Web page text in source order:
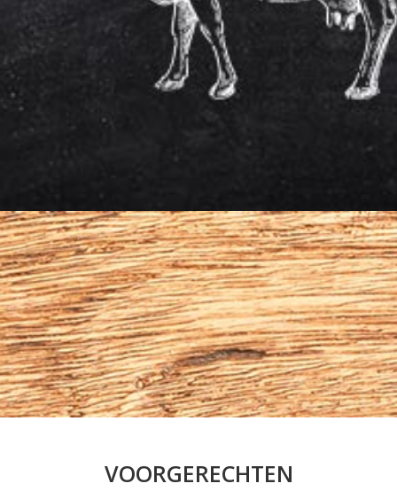
VOORGERECHTEN